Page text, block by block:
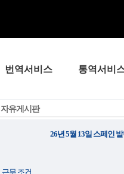
번역서비스 통역서비
자유게시판
26년 5월 13일 스페인
근무 조건